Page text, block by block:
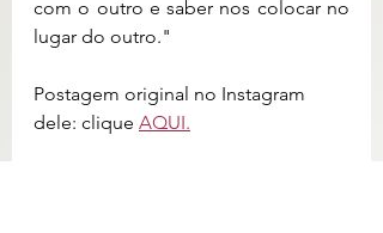
com o outro e saber nos colocar no
lugar do outro."
Postagem original no Instagram
dele: clique AQUI.